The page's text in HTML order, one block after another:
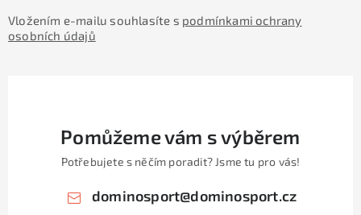
Vložením e-mailu souhlasíte s podmínkami ochrany
osobních údajů
Pomůžeme vám s výběrem
Potřebujete s něčím poradit? Jsme tu pro vás!
dominosport@dominosport.cz